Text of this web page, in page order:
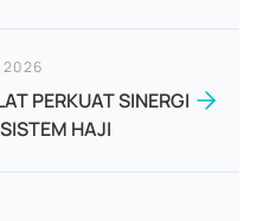
2026
PERKUAT SINERGI
HAJI